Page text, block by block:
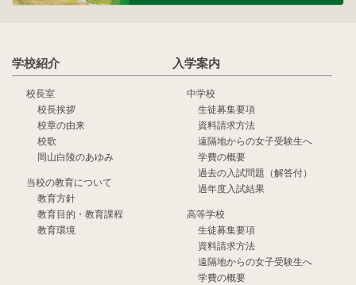
学校紹介
校長室
校長挨拶
校章の由来
校歌
岡山白陵のあゆみ
当校の教育について
教育方針
教育目的・教育課程
教育環境
入学案内
中学校
生徒募集要項
資料請求方法
遠隔地からの女子受験生へ
学費の概要
過去の入試問題（解答付）
過年度入試結果
高等学校
生徒募集要項
資料請求方法
遠隔地からの女子受験生へ
学費の概要